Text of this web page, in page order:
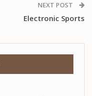
NEXT POST
Electronic Sports